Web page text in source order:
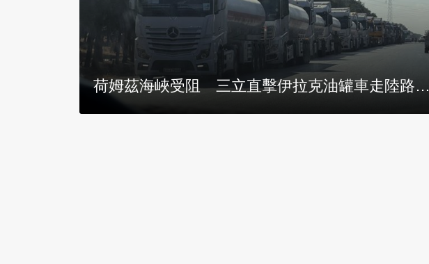
荷姆茲海峽受阻 三立直擊伊拉克油罐車走陸路改
敘利亞港口出海